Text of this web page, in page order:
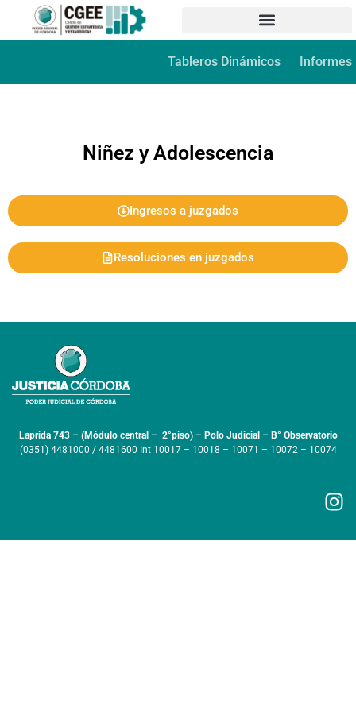
Tableros Dinámicos Informes
Niñez y Adolescencia
Ingresos a juzgados
Resoluciones en juzgados
Laprida 743 – (Módulo central – 2°piso) – Polo Judicial – B° Observatorio
(0351) 4481000 / 4481600 Int 10017 – 10018 – 10071 – 10072 – 10074